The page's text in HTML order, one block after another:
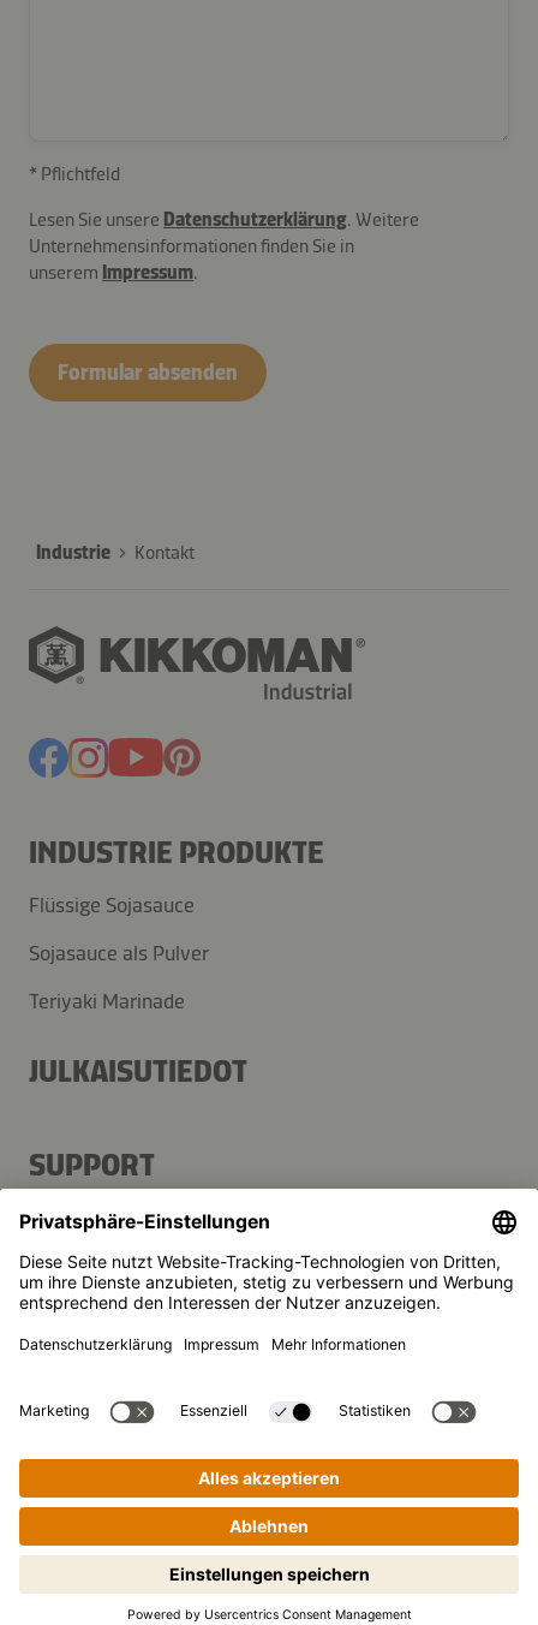
* Pflichtfeld
Lesen Sie unsere Datenschutzerklärung. Weitere
Unternehmensinformationen finden Sie in
unserem Impressum.
B2B-
26577-
v2XepHIkRgK5DdZn3ofQM4ja
Formular absenden
Industrie Kontakt
INDUSTRIE PRODUKTE
Flüssige Sojasauce
Sojasauce als Pulver
Teriyaki Marinade
JULKAISUTIEDOT
SUPPORT
Kontakt
FAQ
Presse
Kikkoman ist ein eingetragenes Warenzeichen der Kikkoman
Corporation, Japan.
Theodorstraße 180, 40472 Düsseldorf, Germany
Eingetragen beim AG Düsseldorf: HRB 35856
Privatsphäre-Einstellungen
Impressum
Datenschutzerklärung